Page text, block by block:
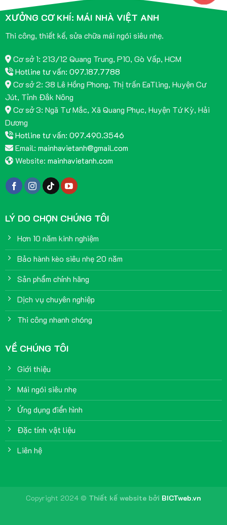
XƯỞNG CƠ KHÍ: MÁI NHÀ VIỆT ANH
Thi công, thiết kế, sửa chữa mái ngói siêu nhẹ.
Cơ sở 1: 213/12 Quang Trung, P10, Gò Vấp, HCM
Hotline tư vấn: 097.187.7788
Cơ sở 2: 38 Lê Hồng Phong, Thị trấn EaTling, Huyện Cư
Jút, Tỉnh Đắk Nông
Cơ sở 3: Ngã Tư Mắc, Xã Quang Phục, Huyện Tứ Kỳ, Hải
Dương
Hotline tư vấn: 097.490.3546
Email: mainhavietanh@gmail.com
Website: mainhavietanh.com
LÝ DO CHỌN CHÚNG TÔI
Hơn 10 năm kinh nghiệm
Bảo hành kèo siêu nhẹ 20 năm
Sản phẩm chính hãng
Dịch vụ chuyên nghiệp
Thi công nhanh chóng
VỀ CHÚNG TÔI
Giới thiệu
Mái ngói siêu nhẹ
Ứng dụng điển hình
Đặc tính vật liệu
Liên hệ
Copyright 2024 © Thiết kế website bởi BICTweb.vn